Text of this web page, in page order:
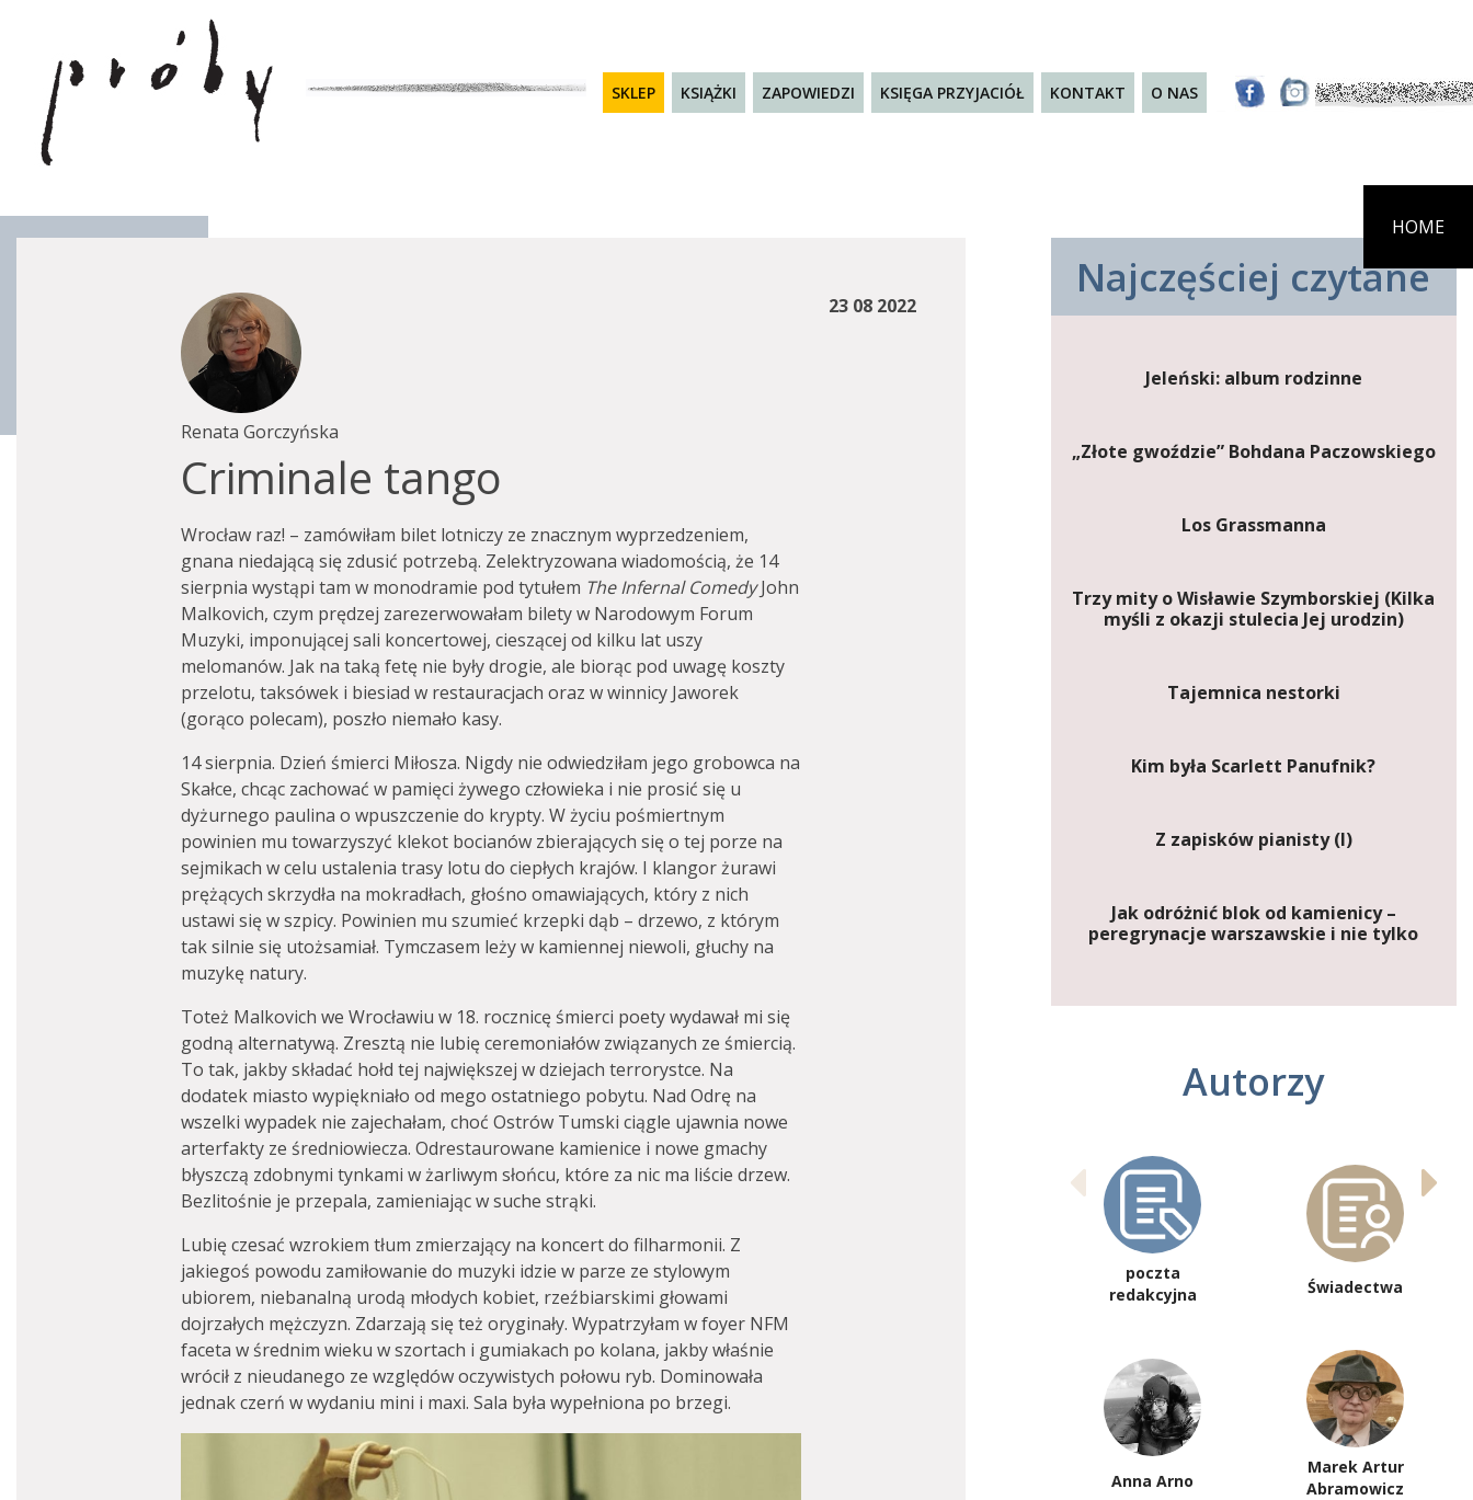
SKLEP KSIĄŻKI ZAPOWIEDZI KSIĘGA PRZYJACIÓŁ KONTAKT O NAS
HOME
23 08 2022
Renata Gorczyńska
Criminale tango
Wrocław raz! – zamówiłam bilet lotniczy ze znacznym wyprzedzeniem,
gnana niedającą się zdusić potrzebą. Zelektryzowana wiadomością, że 14
sierpnia wystąpi tam w monodramie pod tytułem The Infernal ComedyJohn
Malkovich, czym prędzej zarezerwowałam bilety w Narodowym Forum
Muzyki, imponującej sali koncertowej, cieszącej od kilku lat uszy
melomanów. Jak na taką fetę nie były drogie, ale biorąc pod uwagę koszty
przelotu, taksówek i biesiad w restauracjach oraz w winnicy Jaworek
(gorąco polecam), poszło niemało kasy.
14 sierpnia. Dzień śmierci Miłosza. Nigdy nie odwiedziłam jego grobowca na
Skałce, chcąc zachować w pamięci żywego człowieka i nie prosić się u
dyżurnego paulina o wpuszczenie do krypty. W życiu pośmiertnym
powinien mu towarzyszyć klekot bocianów zbierających się o tej porze na
sejmikach w celu ustalenia trasy lotu do ciepłych krajów. I klangor żurawi
prężących skrzydła na mokradłach, głośno omawiających, który z nich
ustawi się w szpicy. Powinien mu szumieć krzepki dąb – drzewo, z którym
tak silnie się utożsamiał. Tymczasem leży w kamiennej niewoli, głuchy na
muzykę natury.
Toteż Malkovich we Wrocławiu w 18. rocznicę śmierci poety wydawał mi się
godną alternatywą. Zresztą nie lubię ceremoniałów związanych ze śmiercią.
To tak, jakby składać hołd tej największej w dziejach terrorystce. Na
dodatek miasto wypiękniało od mego ostatniego pobytu. Nad Odrę na
wszelki wypadek nie zajechałam, choć Ostrów Tumski ciągle ujawnia nowe
arterfakty ze średniowiecza. Odrestaurowane kamienice i nowe gmachy
błyszczą zdobnymi tynkami w żarliwym słońcu, które za nic ma liście drzew.
Bezlitośnie je przepala, zamieniając w suche strąki.
Lubię czesać wzrokiem tłum zmierzający na koncert do filharmonii. Z
jakiegoś powodu zamiłowanie do muzyki idzie w parze ze stylowym
ubiorem, niebanalną urodą młodych kobiet, rzeźbiarskimi głowami
dojrzałych mężczyzn. Zdarzają się też oryginały. Wypatrzyłam w foyer NFM
faceta w średnim wieku w szortach i gumiakach po kolana, jakby właśnie
wrócił z nieudanego ze względów oczywistych połowu ryb. Dominowała
jednak czerń w wydaniu mini i maxi. Sala była wypełniona po brzegi.
Najczęściej czytane
Jeleński: album rodzinne
„Złote gwoździe” Bohdana Paczowskiego
Los Grassmanna
Trzy mity o Wisławie Szymborskiej (Kilka
myśli z okazji stulecia Jej urodzin)
Tajemnica nestorki
Kim była Scarlett Panufnik?
Z zapisków pianisty (I)
Jak odróżnić blok od kamienicy –
peregrynacje warszawskie i nie tylko
Autorzy
poczta
redakcyjna
Świadectwa
Anna Arno
Marek Artur
Abramowicz